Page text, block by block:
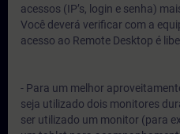
acessos (IP’s, login e senha)
Você deverá verificar com a
acesso ao Remote Desktop é
- Para um melhor
seja utilizado dois monitores
ser utilizado um monitor (para